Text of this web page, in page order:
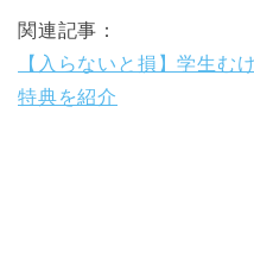
関連記事：
【入らないと損】学生む
特典を紹介